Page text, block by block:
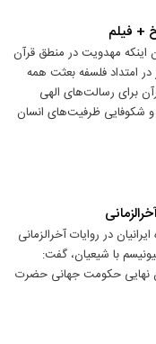
+ فیلم
اینکه مهدویت در منطق قرآن
امتداد فلسفه بعثت همه
برای رسالت‌های الهی
شکوفایی ظرفیت‌های انسان
در روایات آخرالزمانی
با شیعیان، گفت:
نهایی حکومت جهانی حضرت